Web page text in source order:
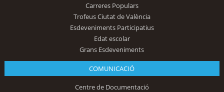
Carreres Populars
Trofeus Ciutat de València
Esdeveniments Participatius
Edat escolar
Grans Esdeveniments
COMUNICACIÓ
Centre de Documentació